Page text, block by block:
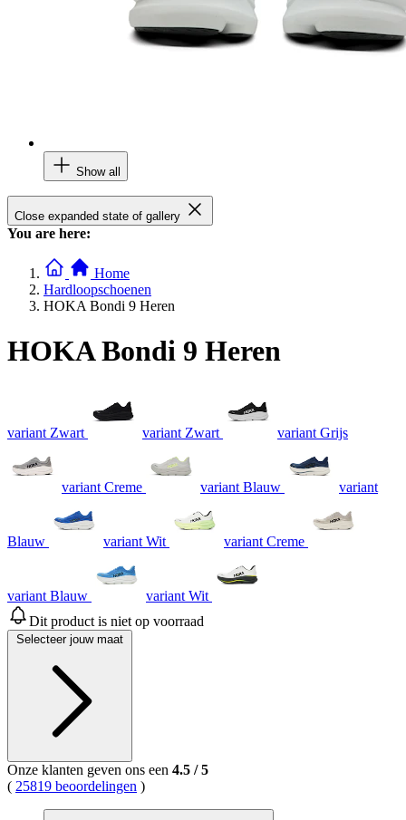
Show all
Close expanded state of gallery
You are here:
Home
Hardloopschoenen
HOKA Bondi 9 Heren
HOKA Bondi 9 Heren
variant Zwart variant Zwart variant Grijs
variant Creme variant Blauw variant
Blauw variant Wit variant Creme
variant Blauw
variant Wit
Dit product is niet op voorraad
Selecteer jouw maat
Onze klanten geven ons een 4.5 /5
( 25819 beoordelingen )